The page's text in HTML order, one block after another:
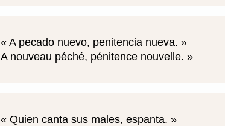
A pecado nuevo, penitencia nueva.
A nouveau péché, pénitence nouvelle.
Quien canta sus males, espanta.